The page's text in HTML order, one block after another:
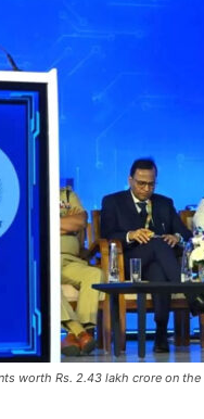
worth Rs. 2.43 lakh crore on